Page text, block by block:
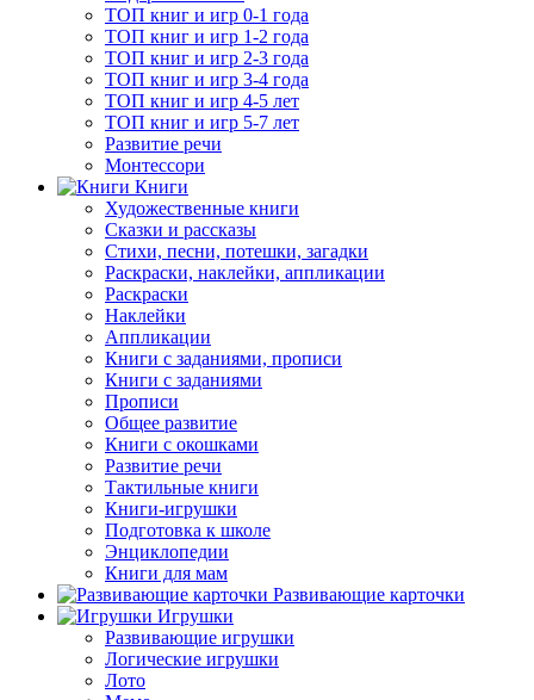
ТОП книг и игр 0-1 года
ТОП книг и игр 1-2 года
ТОП книг и игр 2-3 года
ТОП книг и игр 3-4 года
ТОП книг и игр 4-5 лет
ТОП книг и игр 5-7 лет
Развитие речи
Монтессори
Книги
Художественные книги
Сказки и рассказы
Стихи, песни, потешки, загадки
Раскраски, наклейки, аппликации
Раскраски
Наклейки
Аппликации
Книги с заданиями, прописи
Книги с заданиями
Прописи
Общее развитие
Книги с окошками
Развитие речи
Тактильные книги
Книги-игрушки
Подготовка к школе
Энциклопедии
Книги для мам
Развивающие карточки
Игрушки
Развивающие игрушки
Логические игрушки
Лото